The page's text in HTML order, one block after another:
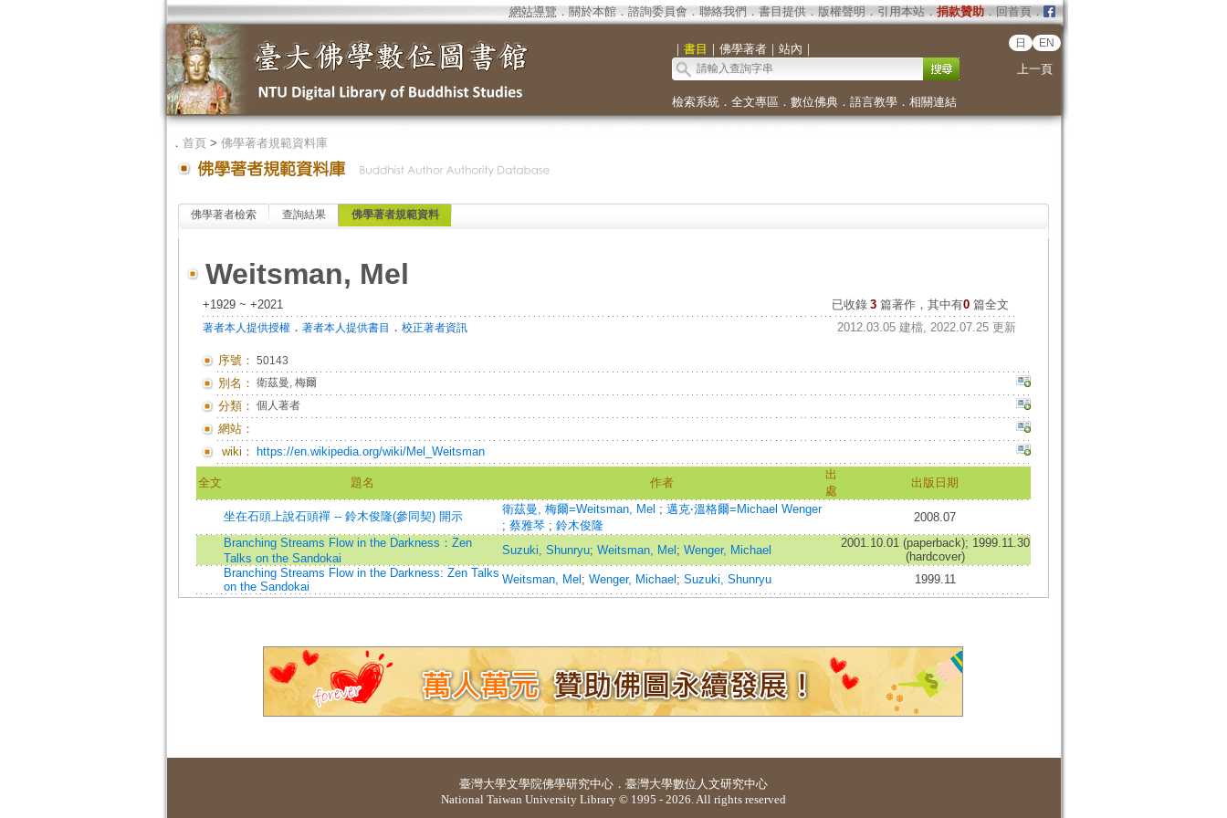
網站導覽 ． 關於本館． 諮詢委員會． 聯絡我們 ． 書目提供． 版權聲明 ． 引用本站． 捐款贊助．回首頁．
｜ 書目 ｜ 佛學著者｜ 站內 ｜ 日 EN
上一頁
檢索系統． 全文專區 ． 數位佛典． 語言教學． 相關連結
． 首頁> 佛學著者規範資料庫
佛學著者檢索 查詢結果 佛學著者規範資料
Weitsman, Mel
+1929 ~ +2021 已收錄 3 篇著作，其中有0篇全文
著者本人提供授權． 著者本人提供書目 ． 校正著者資訊 2012.03.05 建檔, 2022.07.25 更新
序號： 50143
別名： 衛茲曼, 梅爾
分類： 個人著者
網站：
wiki：
https://en.wikipedia.org/wiki/Mel_Weitsman
全文 題名 作者
出
處
出版日期
坐在石頭上說石頭禪 -- 鈴木俊隆(參同契) 開示
衛茲曼, 梅爾=Weitsman, Mel ; 邁克‧溫格爾=Michael Wenger
; 蔡雅琴 ; 鈴木俊隆
2008.07
Branching Streams Flow in the Darkness：Zen
Talks on the Sandokai
Suzuki, Shunryu; Weitsman, Mel ; Wenger, Michael
2001.10.01 (paperback); 1999.11.30
(hardcover)
Branching Streams Flow in the Darkness: Zen Talks
on the Sandokai
Weitsman, Mel ; Wenger, Michael ; Suzuki, Shunryu 1999.11
臺灣大學文學院佛學研究中心 ． 臺灣大學數位人文研究中心
National Taiwan University Library © 1995 - 2026. All rights reserved